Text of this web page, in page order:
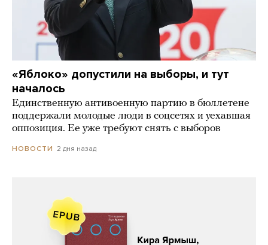
«Яблоко» допустили на выборы, и тут
началось
Единственную антивоенную партию в бюллетене
поддержали молодые люди в соцсетях и уехавшая
оппозиция. Ее уже требуют снять с выборов
НОВОСТИ 2 дня назад